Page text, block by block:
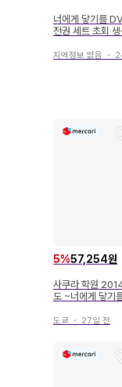
너에게 닿기를
전권 세트 초회 생
지역정보 없음 ・ 24
5%57,254원
사쿠라 학원
도 ~너에게 닿기
터
도쿄 ・ 27일 전